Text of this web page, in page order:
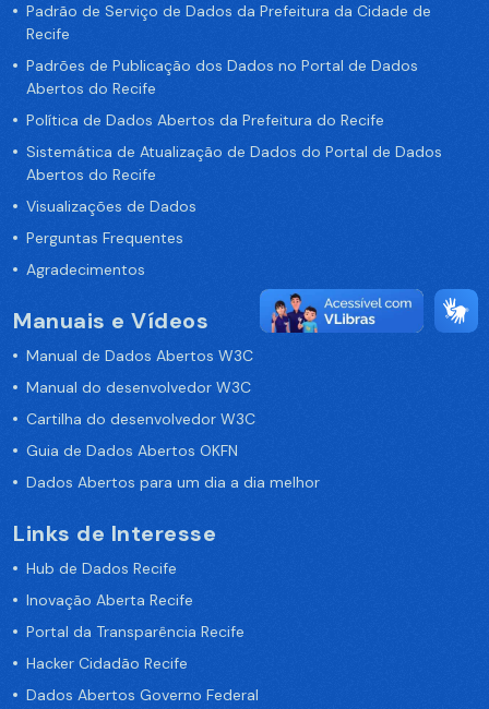
Padrão de Serviço de Dados da Prefeitura da Cidade de
Recife
Padrões de Publicação dos Dados no Portal de Dados
Abertos do Recife
Política de Dados Abertos da Prefeitura do Recife
Sistemática de Atualização de Dados do Portal de Dados
Abertos do Recife
Visualizações de Dados
Perguntas Frequentes
Agradecimentos
Manuais e Vídeos
Manual de Dados Abertos W3C
Manual do desenvolvedor W3C
Cartilha do desenvolvedor W3C
Guia de Dados Abertos OKFN
Dados Abertos para um dia a dia melhor
Links de Interesse
Hub de Dados Recife
Inovação Aberta Recife
Portal da Transparência Recife
Hacker Cidadão Recife
Dados Abertos Governo Federal